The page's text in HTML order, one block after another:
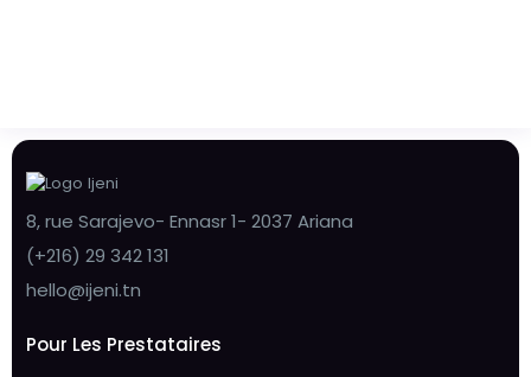
8, rue Sarajevo- Ennasr 1- 2037 Ariana
(+216) 29 342 131
hello@ijeni.tn
Pour Les Prestataires